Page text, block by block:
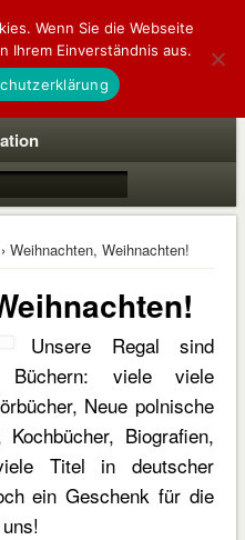
buchhandlung
› Weihnachten, Weihnachten!
Unsere Regal sind
viele viele
Neue polnische
Biografien,
Titel in deutscher
ein Geschenk für die
Wenn Sie die Webseite
Ihrem Einverständnis aus.